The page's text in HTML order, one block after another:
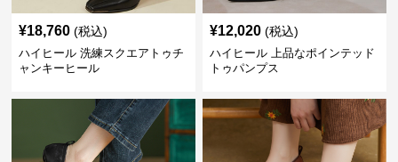
¥18,760 (税込)
ハイヒール 洗練スクエアトゥチ
ャンキーヒール
¥12,020 (税込)
ハイヒール 上品なポインテッド
トゥパンプス